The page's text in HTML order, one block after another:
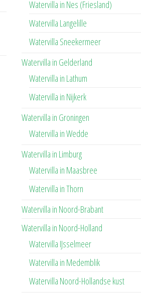
Watervilla in Nes (Friesland)
Watervilla Langelille
Watervilla Sneekermeer
Watervilla in Gelderland
Watervilla in Lathum
Watervilla in Nijkerk
Watervilla in Groningen
Watervilla in Wedde
Watervilla in Limburg
Watervilla in Maasbree
Watervilla in Thorn
Watervilla in Noord-Brabant
Watervilla in Noord-Holland
Watervilla IJsselmeer
Watervilla in Medemblik
Watervilla Noord-Hollandse kust